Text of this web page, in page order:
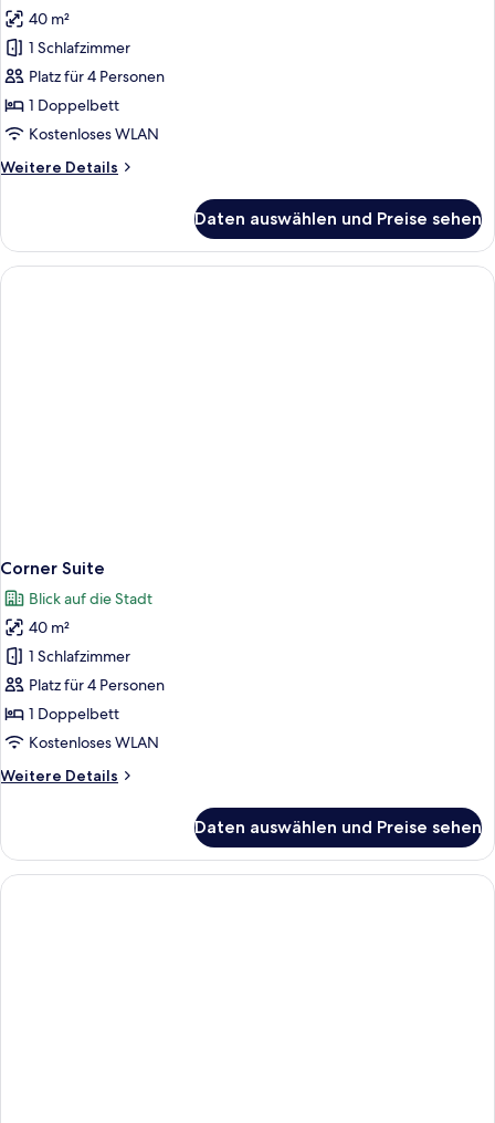
Park
Suite
anzeigen
40 m²
1 Schlafzimmer
Platz für 4 Personen
1 Doppelbett
Kostenloses WLAN
Weitere Details
Weitere
Suite
Daten auswählen und Preise sehen
Corner Suite
Blick auf die Stadt
40 m²
1 Schlafzimmer
Platz für 4 Personen
1 Doppelbett
Kostenloses WLAN
Weitere Details
Weitere
Suite
Daten auswählen und Preise sehen